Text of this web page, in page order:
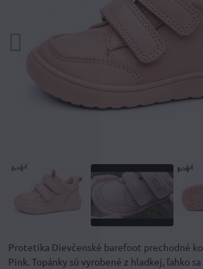
Protetika Dievčenské barefoot prechodné
Pink. Topánky sú vyrobené z hladkej, ľahko